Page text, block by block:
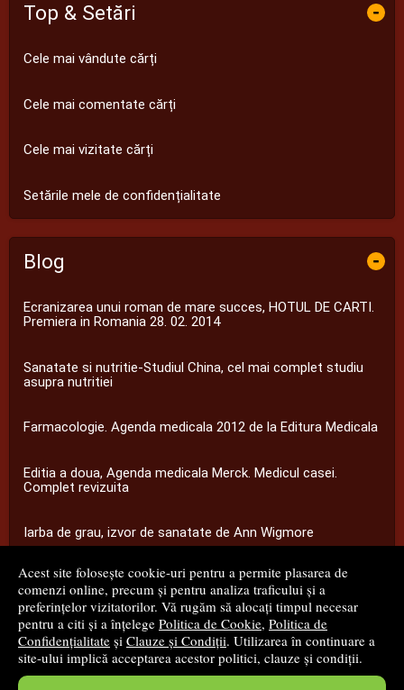
Acest site folosește cookie-uri pentru a permite plasarea de
comenzi online, precum și pentru analiza traficului și a
preferințelor vizitatorilor. Vă rugăm să alocați timpul necesar
pentru a citi și a înțelege Politica de Cookie, Politica de
Confidențialitate și Clauze și Condiții. Utilizarea în continuare a
site-ului implică acceptarea acestor politici, clauze și condiții.
Top & Setări -
Cele mai vândute cărți
Cele mai comentate cărți
Cele mai vizitate cărți
Setările mele de confidențialitate
Blog -
Ecranizarea unui roman de mare succes, HOTUL DE CARTI.
Premiera in Romania 28. 02. 2014
Sanatate si nutritie-Studiul China, cel mai complet studiu
asupra nutritiei
Farmacologie. Agenda medicala 2012 de la Editura Medicala
Editia a doua, Agenda medicala Merck. Medicul casei.
Complet revizuita
Iarba de grau, izvor de sanatate de Ann Wigmore
...toate știrile
© 2008 - 2026S.C. M.G. Net Distribution S.R.L.
Magazin onlinecreat deVital Soft